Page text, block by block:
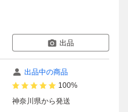
出品
出品中の商品
100%
神奈川県から発送